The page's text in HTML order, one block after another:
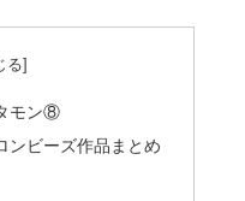
モン⑧
ビーズ作品まとめ